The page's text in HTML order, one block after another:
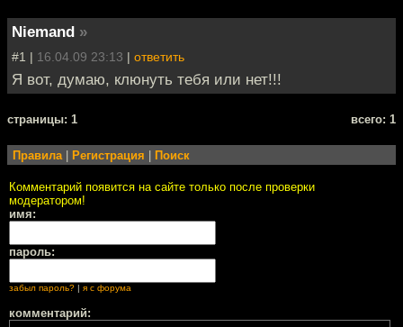
Niemand »
#1 | 16.04.09 23:13 | ответить
Я вот, думаю, клюнуть тебя или нет!!!
cтраницы: 1 всего: 1
Правила Регистрация Поиск
Комментарий появится на сайте только после проверки
модератором!
имя:
пароль:
забыл пароль? | я с форума
комментарий: